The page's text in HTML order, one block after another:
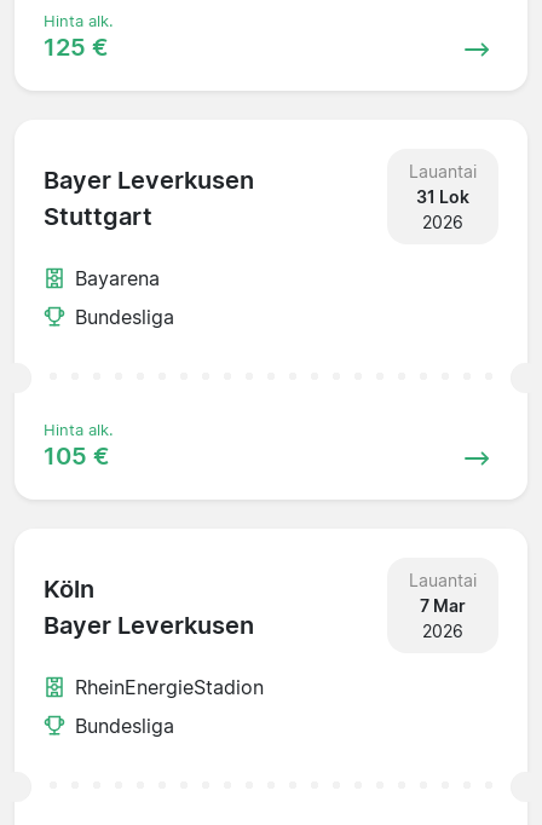
Hinta alk.
125 €
Bayer Leverkusen
Stuttgart
Lauantai
31 Lok
2026
Bayarena
Bundesliga
Hinta alk.
105 €
Köln
Bayer Leverkusen
Lauantai
7 Mar
2026
RheinEnergieStadion
Bundesliga